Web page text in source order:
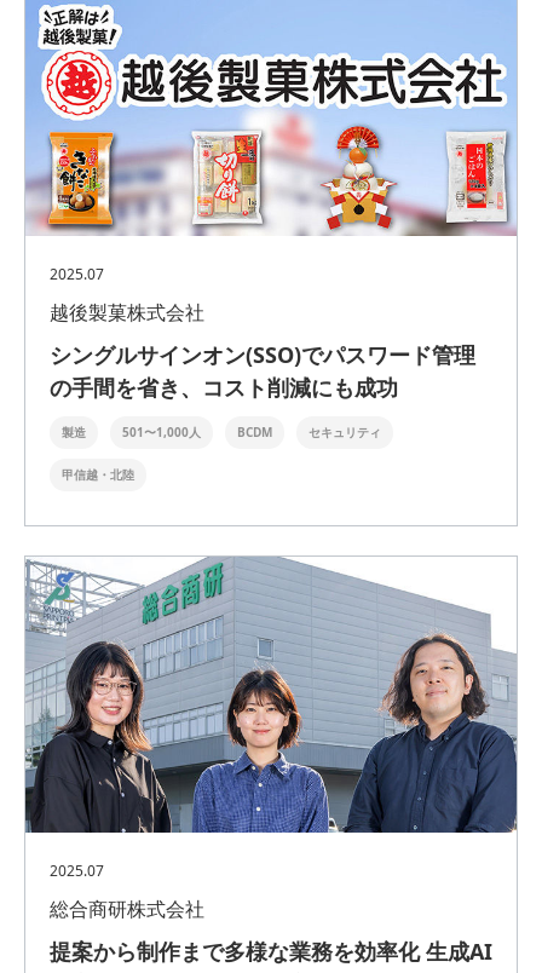
2025.07
越後製菓株式会社
シングルサインオン(SSO)でパスワード管理
の手間を省き、コスト削減にも成功
製造 501〜1,000人 BCDM セキュリティ
甲信越・北陸
2025.07
総合商研株式会社
提案から制作まで多様な業務を効率化 生成AI